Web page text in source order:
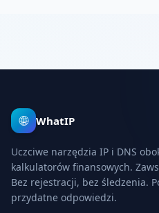
🌐 WhatIP
Uczciwe narzędzia IP i DNS
kalkulatorów finansowych.
Bez rejestracji, bez śledzenia.
przydatne odpowiedzi.